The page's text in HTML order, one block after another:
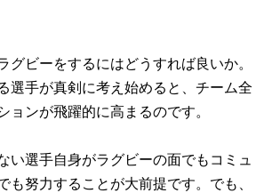
グビーをするにはどうすれば良いか。
選手が真剣に考え始めると、チーム全
ョンが飛躍的に高まるのです。
い選手自身がラグビーの面でもコミュ
も努力することが大前提です。でも、